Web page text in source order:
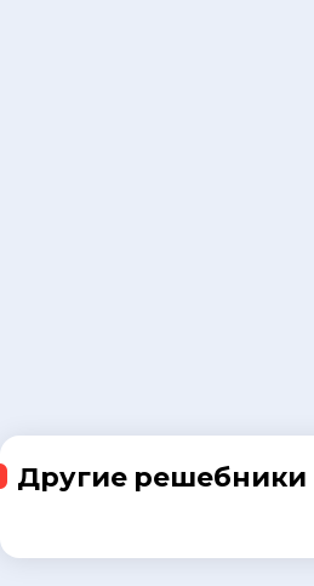
Другие решебники